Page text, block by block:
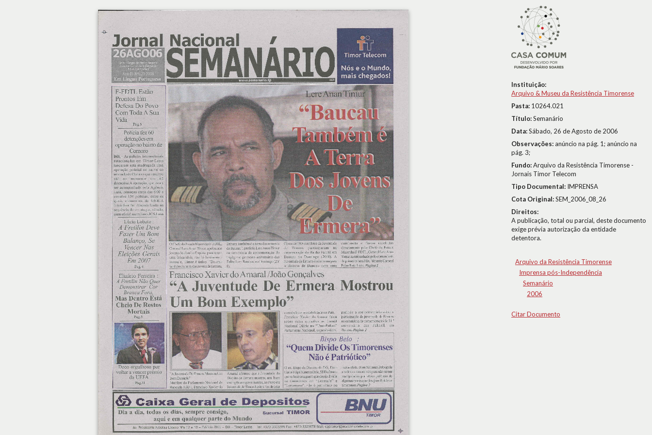
Instituição:
Arquivo & Museu da Resistência Timorense
Pasta: 10264.021
Título:Semanário
Data:Sábado, 26 de Agosto de 2006
Observações:anúncio na pág. 1; anúncio na
pág. 3;
Fundo:Arquivo da Resistência Timorense -
Jornais Timor Telecom
Tipo Documental: IMPRENSA
Cota Original:SEM_2006_08_26
Direitos:
A publicação, total ou parcial, deste documento
exige prévia autorização da entidade
detentora.
Arquivo da Resistência Timorense
Imprensa pós-Independência
Semanário
2006
Citar Documento